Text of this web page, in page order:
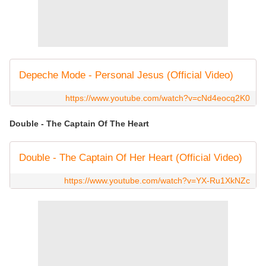
Depeche Mode - Personal Jesus (Official Video)
https://www.youtube.com/watch?v=cNd4eocq2K0
Double - The Captain Of The Heart
Double - The Captain Of Her Heart (Official Video)
https://www.youtube.com/watch?v=YX-Ru1XkNZc